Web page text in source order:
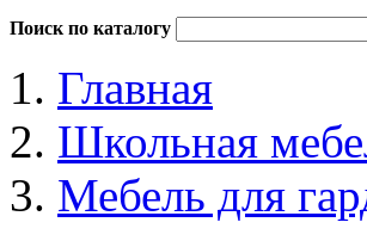
Поиск по каталогу
Главная
Школьная
Мебель для